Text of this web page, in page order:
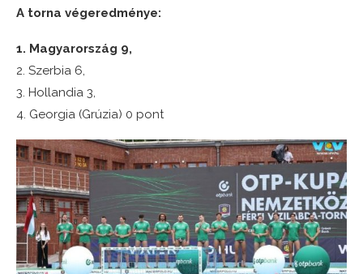
A torna végeredménye:
1. Magyarország 9,
2. Szerbia 6,
3. Hollandia 3,
4. Georgia (Grúzia) 0 pont